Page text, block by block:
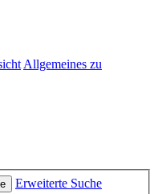
Allgemeines zu
Erweiterte Suche